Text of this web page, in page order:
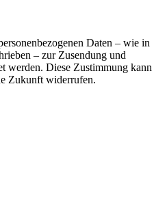
Daten – wie in
– zur Zusendung und
werden. Diese Zustimmung kann
Zukunft widerrufen.